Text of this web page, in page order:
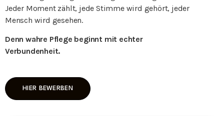
Jeder Moment zählt, jede Stimme wird gehört, jeder
Mensch wird gesehen.
Denn wahre Pflege beginnt mit echter
Verbundenheit.
HIER BEWERBEN